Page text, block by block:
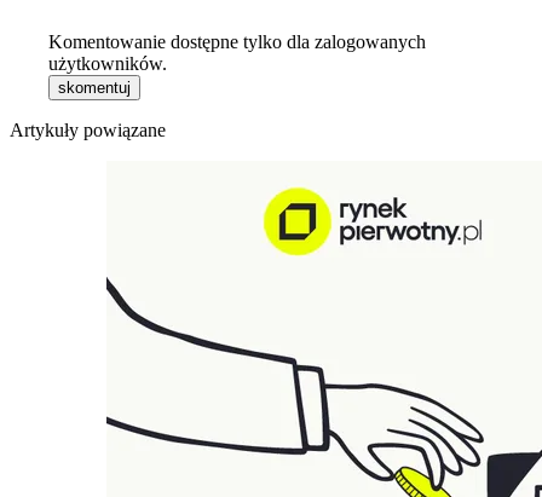
Komentowanie dostępne tylko dla zalogowanych
użytkowników.
skomentuj
Artykuły powiązane